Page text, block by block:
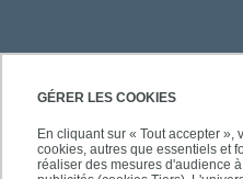
GÉRER LES COOKIES
En cliquant sur « Tout accepter »,
cookies, autres que essentiels et
réaliser des mesures d'audience
PRATIQUE
À PROPOS DE L'UPEC